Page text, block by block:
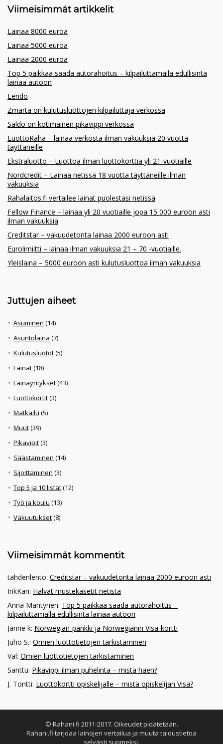
Viimeisimmät artikkelit
Lainaa 8000 euroa
Lainaa 5000 euroa
Lainaa 2000 euroa
Top 5 paikkaa saada autorahoitus – kilpailuttamalla edullisinta
lainaa autoon
Lendo
Zmarta on kulutusluottojen kilpailuttaja verkossa
Saldo on kotimainen pikavippi verkossa
LuottoRaha – lainaa verkosta ilman vakuuksia 20 vuotta
täyttäneille
Ekstraluotto – Luottoa ilman luottokorttia yli 21-vuotiaille
Nordcredit – Lainaa netissä 18 vuotta täyttäneille ilman
vakuuksia
Rahalaitos.fi vertailee lainat puolestasi netissä
Fellow Finance – lainaa yli 20 vuotiaille jopa 15 000 euroon asti
ilman vakuuksia
Creditstar – vakuudetonta lainaa 2000 euroon asti
Eurolimiitti – lainaa ilman vakuuksia 21 – 70 -vuotiaille.
Yleislaina – 5000 euroon asti kulutusluottoa ilman vakuuksia
Juttujen aiheet
Asuminen (14)
Asuntolaina (7)
Kulutusluotot(5)
Lainat(18)
Lainayritykset(43)
Luottokortit(3)
Matkailu (5)
Muut(39)
Pikavipit(3)
Säästäminen (14)
Sijoittaminen (3)
Top 5 ja 10 listat(12)
Työ ja koulu (13)
Vakuutukset(8)
Viimeisimmät kommentit
tähdenlento: Creditstar – vakuudetonta lainaa 2000 euroon asti
InkKari: Halvat mustekasetit netistä
Anna Mäntynen: Top 5 paikkaa saada autorahoitus –
kilpailuttamalla edullisinta lainaa autoon
Janne k: Norwegian-pankki ja Norwegianin Visa-kortti
Juho S.: Omien luottotietojen tarkistaminen
Val: Omien luottotietojen tarkistaminen
Santtu: Pikavippi ilman puhelinta – mistä haen?
J. Tontti: Luottokortti opiskelijalle – mistä opiskelijan Visa?
© Rahani.fi 2011-2017. Oikeudet pidätetään.
Rahani.fi tarjoaa lainojen vertailua ja muuta taloustietoa
selvästi suomeksi.